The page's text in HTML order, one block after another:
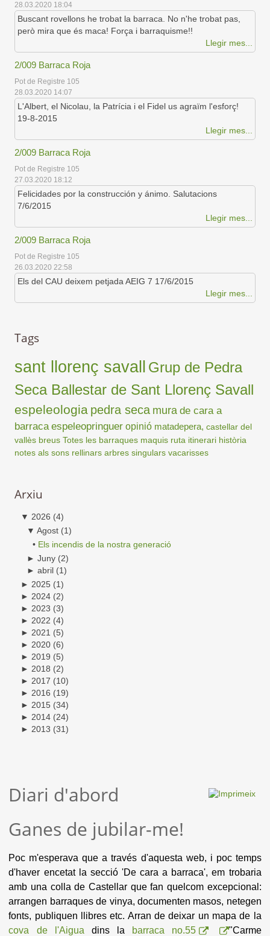
28.03.2020 18:04
Buscant rovellons he trobat la barraca. No n'he trobat pas,
però mira que és maca! Força i barraquisme!!
Llegir mes...
2/009 Barraca Roja
Pot de Registre 105
28.03.2020 14:07
L'Albert, el Nicolau, la Patrícia i el Fidel us agraïm l'esforç!
19-8-2015
Llegir mes...
2/009 Barraca Roja
Pot de Registre 105
27.03.2020 18:12
Felicidades por la construcción y ánimo. Salutacions
7/6/2015
Llegir mes...
2/009 Barraca Roja
Pot de Registre 105
26.03.2020 22:58
Els del CAU deixem petjada AEIG 7 17/6/2015
Llegir mes...
Tags
sant llorenç savall Grup de Pedra
Seca Ballestar de Sant Llorenç Savall
espeleologia pedra seca mura de cara a
barraca espeleopringuer opinió matadepera,castellar del
vallès breus Totes les barraques maquis ruta itinerari història
notes als sons rellinars arbres singulars vacarisses
Arxiu
▼ 2026 (4)
▼ Agost (1)
• Els incendis de la nostra generació
► Juny (2)
► abril (1)
► 2025 (1)
► 2024 (2)
► 2023 (3)
► 2022 (4)
► 2021 (5)
► 2020 (6)
► 2019 (5)
► 2018 (2)
► 2017 (10)
► 2016 (19)
► 2015 (34)
► 2014 (24)
► 2013 (31)
Diari d'abord
Ganes de jubilar-me!
Poc m'esperava que a través d'aquesta web, i poc temps
d'haver encetat la secció 'De cara a barraca', em trobaria
amb una colla de Castellar que fan quelcom excepcional:
arrangen barraques de vinya, documenten masos, netegen
fonts, publiquen llibres etc. Arran de deixar un mapa de la
cova de l'Aigua dins la barraca no.55
"Carme